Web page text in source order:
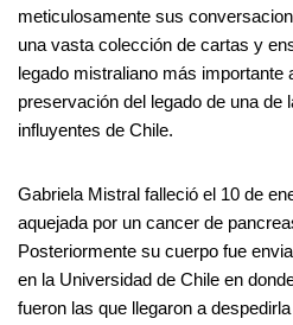
meticulosamente sus
una vasta colección de cartas y
legado mistraliano más importante
preservación del legado de una de
influyentes de Chile.
Gabriela Mistral falleció el 10 de
aquejada por un cancer de
Posteriormente su cuerpo fue
en la Universidad de Chile en
fueron las que llegaron a